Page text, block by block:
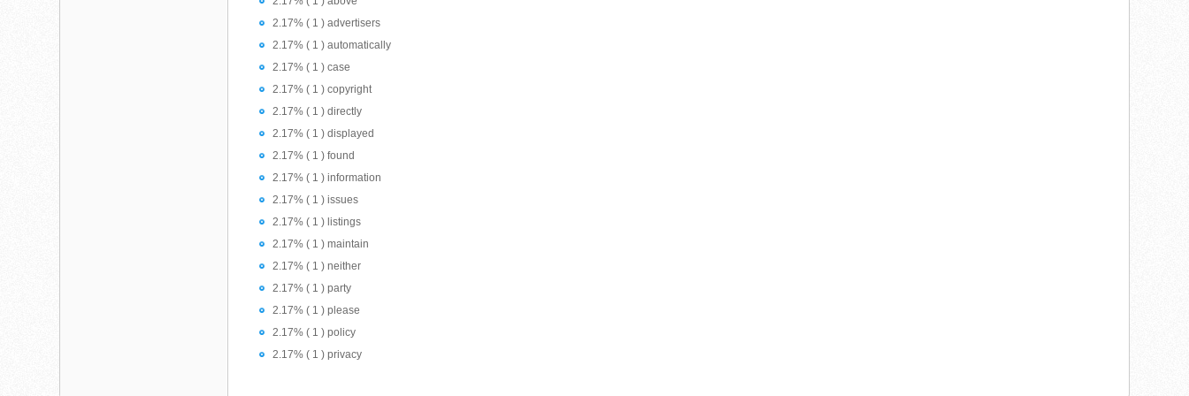
2.17% ( 1 ) advertisers
2.17% ( 1 ) automatically
2.17% ( 1 ) case
2.17% ( 1 ) copyright
2.17% ( 1 ) directly
2.17% ( 1 ) displayed
2.17% ( 1 ) found
2.17% ( 1 ) information
2.17% ( 1 ) issues
2.17% ( 1 ) listings
2.17% ( 1 ) maintain
2.17% ( 1 ) neither
2.17% ( 1 ) party
2.17% ( 1 ) please
2.17% ( 1 ) policy
2.17% ( 1 ) privacy